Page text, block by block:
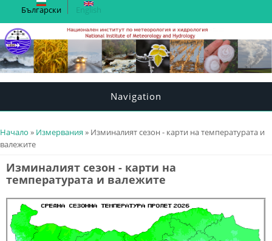
Български English
Navigation
You are here
Начало » Измервания » Изминалият сезон - карти на температурата и
валежите
Изминалият сезон - карти на
температурата и валежите